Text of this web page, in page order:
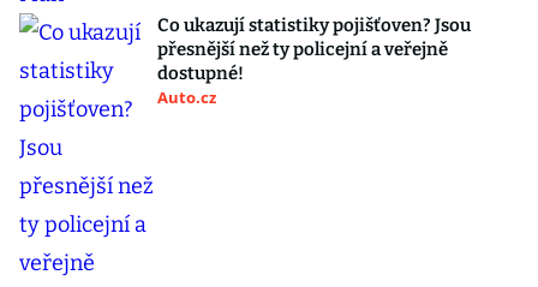
Co ukazují statistiky pojišťoven? Jsou
přesnější než ty policejní a veřejně
dostupné!
Auto.cz